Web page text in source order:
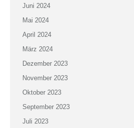
Juni 2024
Mai 2024
April 2024
März 2024
Dezember 2023
November 2023
Oktober 2023
September 2023
Juli 2023